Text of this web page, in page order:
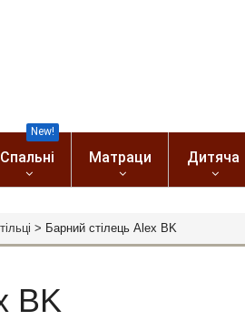
Спальні
New!
Матраци Дитяча
> Барний стілець Alex BK
BK